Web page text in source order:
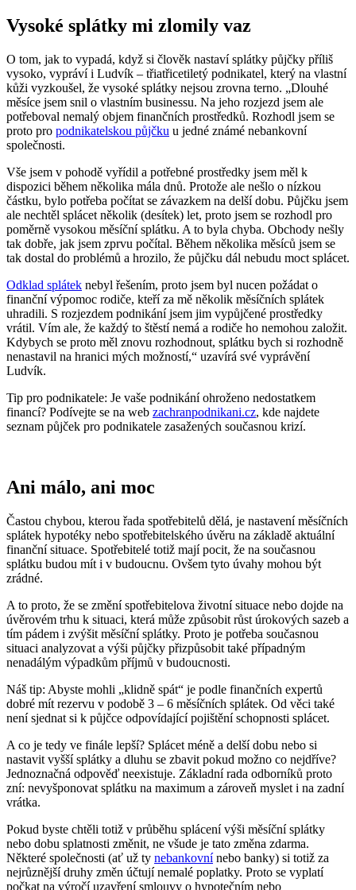
Vysoké splátky mi zlomily vaz
O tom, jak to vypadá, když si člověk nastaví splátky půjčky příliš
vysoko, vypráví i Ludvík – třiatřicetiletý podnikatel, který na vlastní
kůži vyzkoušel, že vysoké splátky nejsou zrovna terno. „Dlouhé
měsíce jsem snil o vlastním businessu. Na jeho rozjezd jsem ale
potřeboval nemalý objem finančních prostředků. Rozhodl jsem se
proto pro podnikatelskou půjčku u jedné známé nebankovní
společnosti.
Vše jsem v pohodě vyřídil a potřebné prostředky jsem měl k
dispozici během několika mála dnů. Protože ale nešlo o nízkou
částku, bylo potřeba počítat se závazkem na delší dobu. Půjčku jsem
ale nechtěl splácet několik (desítek) let, proto jsem se rozhodl pro
poměrně vysokou měsíční splátku. A to byla chyba. Obchody nešly
tak dobře, jak jsem zprvu počítal. Během několika měsíců jsem se
tak dostal do problémů a hrozilo, že půjčku dál nebudu moct splácet.
Odklad splátek nebyl řešením, proto jsem byl nucen požádat o
finanční výpomoc rodiče, kteří za mě několik měsíčních splátek
uhradili. S rozjezdem podnikání jsem jim vypůjčené prostředky
vrátil. Vím ale, že každý to štěstí nemá a rodiče ho nemohou založit.
Kdybych se proto měl znovu rozhodnout, splátku bych si rozhodně
nenastavil na hranici mých možností,“ uzavírá své vyprávění
Ludvík.
Tip pro podnikatele: Je vaše podnikání ohroženo nedostatkem
financí? Podívejte se na web zachranpodnikani.cz, kde najdete
seznam půjček pro podnikatele zasažených současnou krizí.
Ani málo, ani moc
Častou chybou, kterou řada spotřebitelů dělá, je nastavení měsíčních
splátek hypotéky nebo spotřebitelského úvěru na základě aktuální
finanční situace. Spotřebitelé totiž mají pocit, že na současnou
splátku budou mít i v budoucnu. Ovšem tyto úvahy mohou být
zrádné.
A to proto, že se změní spotřebitelova životní situace nebo dojde na
úvěrovém trhu k situaci, která může způsobit růst úrokových sazeb a
tím pádem i zvýšit měsíční splátky. Proto je potřeba současnou
situaci analyzovat a výši půjčky přizpůsobit také případným
nenadálým výpadkům příjmů v budoucnosti.
Náš tip: Abyste mohli „klidně spát“ je podle finančních expertů
dobré mít rezervu v podobě 3 – 6 měsíčních splátek. Od věci také
není sjednat si k půjčce odpovídající pojištění schopnosti splácet.
A co je tedy ve finále lepší? Splácet méně a delší dobu nebo si
nastavit vyšší splátky a dluhu se zbavit pokud možno co nejdříve?
Jednoznačná odpověď neexistuje. Základní rada odborníků proto
zní: nevyšponovat splátku na maximum a zároveň myslet i na zadní
vrátka.
Pokud byste chtěli totiž v průběhu splácení výši měsíční splátky
nebo dobu splatnosti změnit, ne všude je tato změna zdarma.
Některé společnosti (ať už ty nebankovnínebo banky) si totiž za
nejrůznější druhy změn účtují nemalé poplatky. Proto se vyplatí
počkat na výročí uzavření smlouvy o hypotečním nebo